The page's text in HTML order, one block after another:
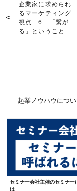
企業家に求められ
るマーケティング
視点 6 「繋が
る」ということ
起業ノウハウにつ
セミナー会社主催のセミナー
は